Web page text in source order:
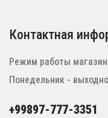
Контактная
Режим работы
Понедельник -
+99897-777-3351